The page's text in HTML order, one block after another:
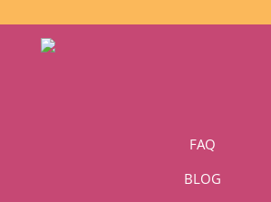
FAQ
BLOG